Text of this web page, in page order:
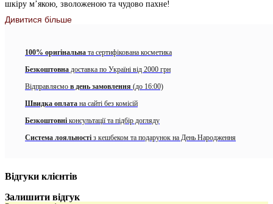
шкіру м’якою, зволоженою та чудово пахне!
Активні компоненти:
шкіру, допомагаючи підвищити еластичність.
відновити відчуття більшої еластичності.
Гуаранадопомагає покращити зовнішній вигляд гладкої
шкіри
Особливості продукту
Дивитися більше
100% оригінальна та сертифікована косметика
Безкоштовна доставка по Україні від 2000 грн
Відправляємо в день замовлення (до 16:00)
Швидка оплата на сайті без комісій
Безкоштовні консультації та підбір догляду
Система лояльності з кешбеком та подарунок на День Народження
Відгуки клієнтів
Залишити відгук